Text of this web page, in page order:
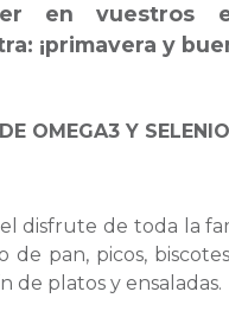
en vuestros
¡primavera y
OMEGA3 Y SELENIO
disfrute de toda la
pan, picos,
de platos y ensaladas.